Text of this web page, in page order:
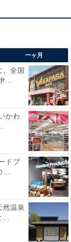
一ヶ月
、全国
...
かわ
ドプ
然温泉